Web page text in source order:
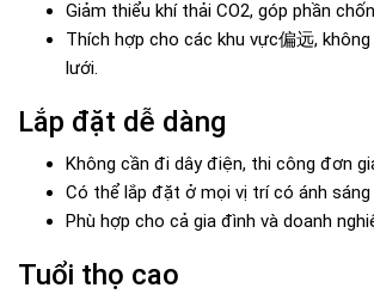
Giảm thiểu khí thải CO2, góp phần
Thích hợp cho các khu vực偏远,
lưới.
Lắp đặt dễ dàng
Không cần đi dây điện, thi công đơn
Có thể lắp đặt ở mọi vị trí có ánh
Phù hợp cho cả gia đình và doanh
Tuổi thọ cao